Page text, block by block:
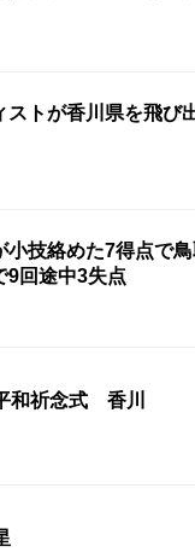
ストが香川県を飛び
技絡めた7得点で
回途中3失点
和祈念式 香川